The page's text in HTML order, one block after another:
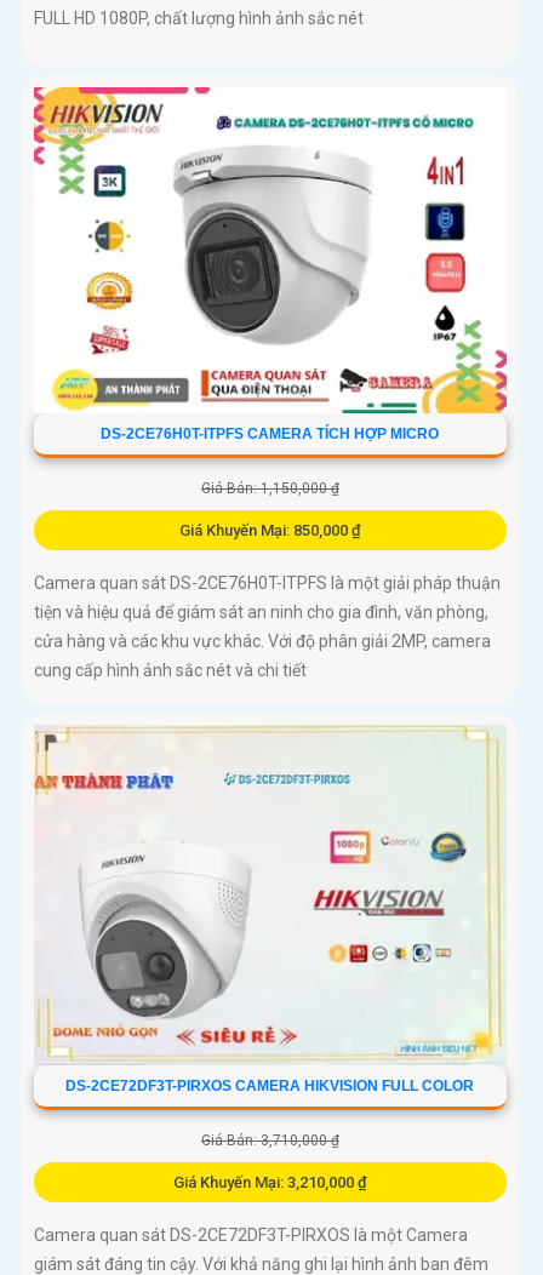
FULL HD 1080P, chất lượng hình ảnh sắc nét
DS-2CE76H0T-ITPFS CAMERA TÍCH HỢP MICRO
Giá Bán: 1,150,000 ₫
Giá Khuyến Mại: 850,000 ₫
Camera quan sát DS-2CE76H0T-ITPFS là một giải pháp thuận
tiện và hiệu quả để giám sát an ninh cho gia đình, văn phòng,
cửa hàng và các khu vực khác. Với độ phân giải 2MP, camera
cung cấp hình ảnh sắc nét và chi tiết
DS-2CE72DF3T-PIRXOS CAMERA HIKVISION FULL COLOR
Giá Bán: 3,710,000 ₫
Giá Khuyến Mại: 3,210,000 ₫
Camera quan sát DS-2CE72DF3T-PIRXOS là một Camera
giám sát đáng tin cậy. Với khả năng ghi lại hình ảnh ban đêm